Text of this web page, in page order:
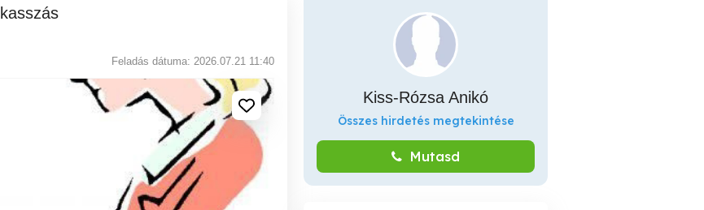
Feladás dátuma: 2026.07.21 11:40
Kiss-Rózsa Anikó
Összes hirdetés megtekintése
Mutasd